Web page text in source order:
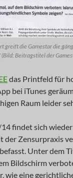
greift die Gamestar die
Beitragstitel der
das Printfeld für
bei iTunes
Raum leider
findet sich
der Zensurpraxis
Unter dem
Bildschirm
wie eine